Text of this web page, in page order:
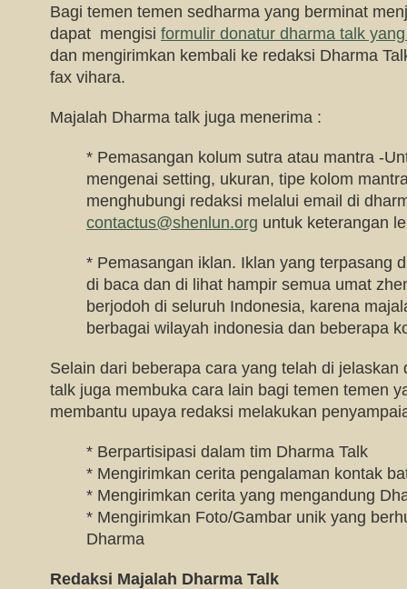
Bagi temen temen sedharma yang berminat
dapat mengisi formulir donatur dharma talk
dan mengirimkan kembali ke redaksi Dharma
fax vihara.
Majalah Dharma talk juga menerima :
* Pemasangan kolum sutra atau mantra -
mengenai setting, ukuran, tipe kolom
menghubungi redaksi melalui email di
contactus@shenlun.org untuk keterangan
* Pemasangan iklan. Iklan yang terpasang
di baca dan di lihat hampir semua umat
berjodoh di seluruh Indonesia, karena
berbagai wilayah indonesia dan beberapa
Selain dari beberapa cara yang telah di jelaskan
talk juga membuka cara lain bagi temen temen
membantu upaya redaksi melakukan
* Berpartisipasi dalam tim Dharma Talk
* Mengirimkan cerita pengalaman kontak
* Mengirimkan cerita yang mengandung
* Mengirimkan Foto/Gambar unik yang
Dharma
Redaksi Majalah Dharma Talk